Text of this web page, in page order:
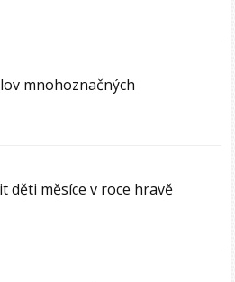
mnohoznačných
děti měsíce v roce hravě